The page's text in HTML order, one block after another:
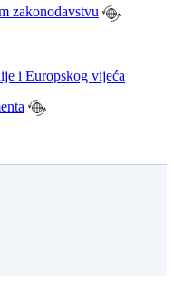
zakonodavstvu
i Europskog vijeća